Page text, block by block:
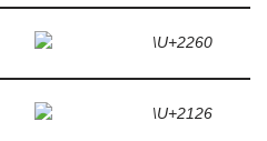
\U+2260
\U+2126